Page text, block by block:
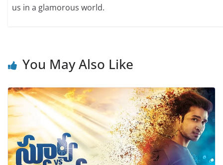
us in a glamorous world.
You May Also Like